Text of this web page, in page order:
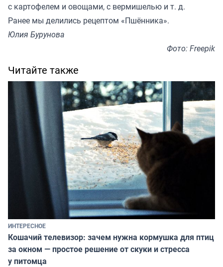
с картофелем и овощами, с вермишелью и т. д.
Ранее мы делились рецептом «Пшённика».
Юлия Бурунова
Фото: Freepik
Читайте также
ИНТЕРЕСНОЕ
Кошачий телевизор: зачем нужна кормушка для птиц
за окном — простое решение от скуки и стресса
у питомца